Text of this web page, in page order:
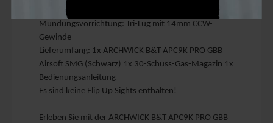
Schienensystem: M-LOK & Picatinny
Mündungsvorrichtung: Tri-Lug mit 14mm CCW-
Gewinde
Lieferumfang: 1x ARCHWICK B&T APC9K PRO GBB
Airsoft SMG (Schwarz) 1x 30-Schuss-Gas-Magazin 1x
Bedienungsanleitung
Es sind keine Flip Up Sights enthalten!
Erleben Sie mit der ARCHWICK B&T APC9K PRO GBB